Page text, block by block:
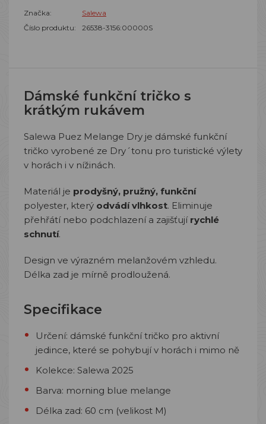
Značka:
Salewa
Číslo produktu:
26538-3156:00000S
Dámské funkční tričko s
krátkým rukávem
Salewa Puez Melange Dry je dámské funkční
tričko vyrobené ze Dry´tonu pro turistické výlety
v horách i v nížinách.
Materiál je prodyšný, pružný, funkční
polyester, který odvádí vlhkost. Eliminuje
přehřátí nebo podchlazení a zajišťují rychlé
schnutí.
Design ve výrazném melanžovém vzhledu.
Délka zad je mírně prodloužená.
Specifikace
Určení: dámské funkční tričko pro aktivní
jedince, které se pohybují v horách i mimo ně
Kolekce: Salewa 2025
Barva: morning blue melange
Délka zad: 60 cm (velikost M)